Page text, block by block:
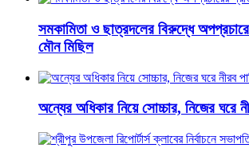
সমকামিতা ও ছাত্রদলের বিরুদ্ধে
মৌন মিছিল
অন্যের অধিকার নিয়ে সোচ্চার, নিজের ঘরে